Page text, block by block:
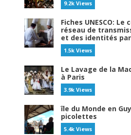
9.2k Views
Fiches UNESCO:
réseau de
et des identités
1.5k Views
Le Lavage de la
à Paris
3.9k Views
île du Monde en
picolettes
5.4k Views